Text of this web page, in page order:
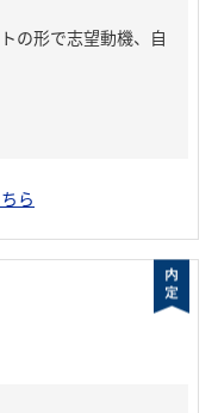
の形で志望動機、自
ら